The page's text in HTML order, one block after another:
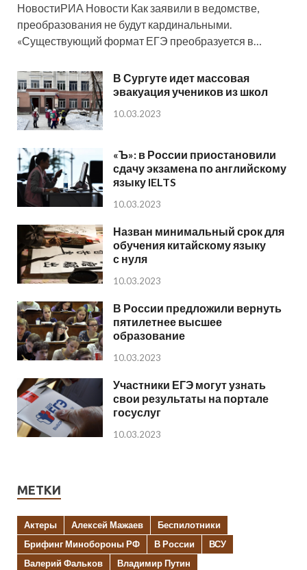
НовостиРИА Новости Как заявили в ведомстве,
преобразования не будут кардинальными.
«Существующий формат ЕГЭ преобразуется в…
В Сургуте идет массовая
эвакуация учеников из школ
10.03.2023
«Ъ»: в России приостановили
сдачу экзамена по английскому
языку IELTS
10.03.2023
Назван минимальный срок для
обучения китайскому языку
с нуля
10.03.2023
В России предложили вернуть
пятилетнее высшее
образование
10.03.2023
Участники ЕГЭ могут узнать
свои результаты на портале
госуслуг
10.03.2023
МЕТКИ
Актеры Алексей Мажаев
Беспилотники
Брифинг Минобороны РФ
В России
ВСУ
Валерий Фальков
Владимир Путин